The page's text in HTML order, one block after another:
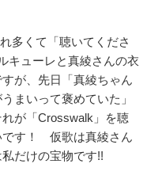
多くて「聴いてくださ
キューレと真綾さんの衣
が、先日「真綾ちゃん
まいって褒めていた」
が「Crosswalk」を聴
です！ 仮歌は真綾さん
だけの宝物です!!